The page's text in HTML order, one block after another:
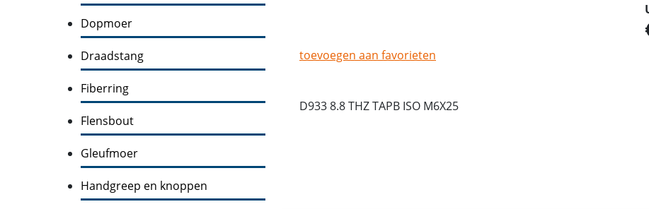
Dopmoer
Draadstang
Fiberring
Flensbout
Gleufmoer
Handgreep en knoppen
toevoegen aan favorieten
D933 8.8 THZ TAPB ISO M6X25